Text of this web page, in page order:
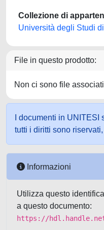
Collezione di
Università degli Studi
File in questo prodotto:
Non ci sono file
I documenti in
tutti i diritti sono
Informazioni
Utilizza questo
a questo documento:
https://